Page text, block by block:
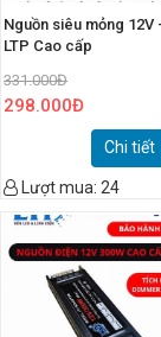
Nguồn siêu mỏng 12V
LTP Cao cấp
331.000Đ
298.000Đ
Chi tiết
Lượt mua: 24